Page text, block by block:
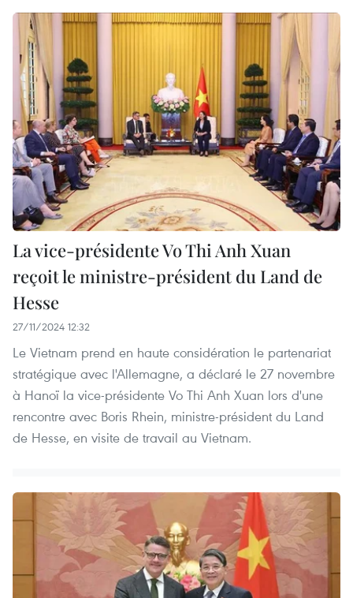
La vice-présidente Vo Thi Anh Xuan
reçoit le ministre-président du Land de
Hesse
27/11/2024 12:32
Le Vietnam prend en haute considération le partenariat
stratégique avec l'Allemagne, a déclaré le 27 novembre
à Hanoï la vice-présidente Vo Thi Anh Xuan lors d'une
rencontre avec Boris Rhein, ministre-président du Land
de Hesse, en visite de travail au Vietnam.